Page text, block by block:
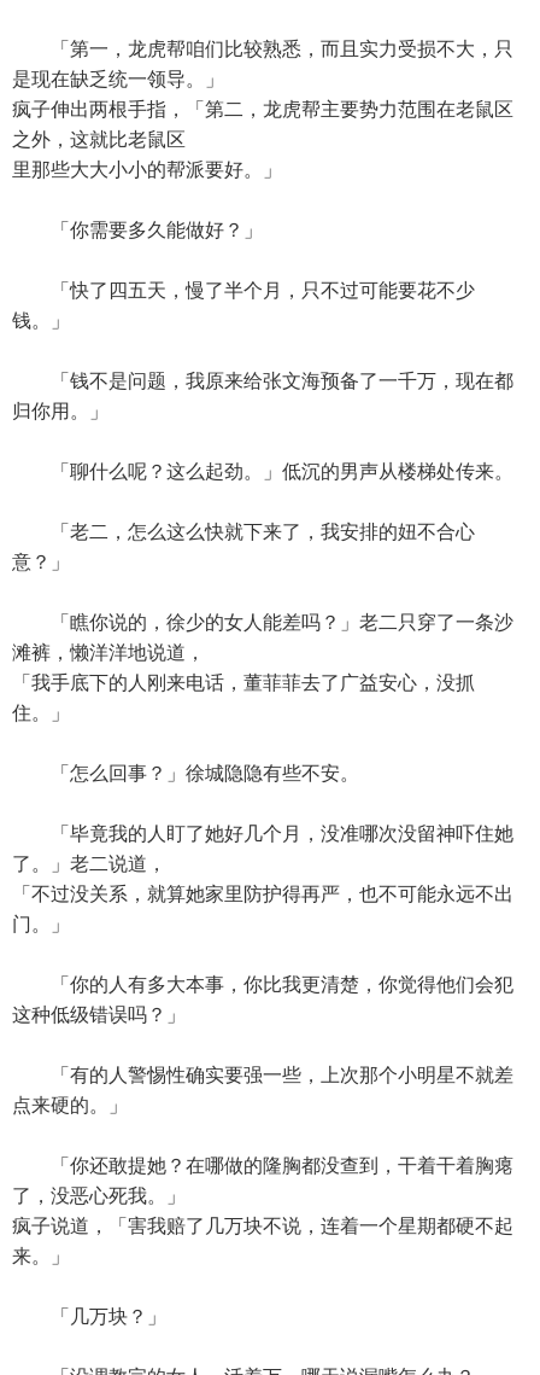
「第一，龙虎帮咱们比较熟悉，而且实力受损不大，只
是现在缺乏统一领导。」
疯子伸出两根手指，「第二，龙虎帮主要势力范围在老鼠区
之外，这就比老鼠区
里那些大大小小的帮派要好。」
「你需要多久能做好？」
「快了四五天，慢了半个月，只不过可能要花不少
钱。」
「钱不是问题，我原来给张文海预备了一千万，现在都
归你用。」
「聊什么呢？这么起劲。」低沉的男声从楼梯处传来。
「老二，怎么这么快就下来了，我安排的妞不合心
意？」
「瞧你说的，徐少的女人能差吗？」老二只穿了一条沙
滩裤，懒洋洋地说道，
「我手底下的人刚来电话，董菲菲去了广益安心，没抓
住。」
「怎么回事？」徐城隐隐有些不安。
「毕竟我的人盯了她好几个月，没准哪次没留神吓住她
了。」老二说道，
「不过没关系，就算她家里防护得再严，也不可能永远不出
门。」
「你的人有多大本事，你比我更清楚，你觉得他们会犯
这种低级错误吗？」
「有的人警惕性确实要强一些，上次那个小明星不就差
点来硬的。」
「你还敢提她？在哪做的隆胸都没查到，干着干着胸瘪
了，没恶心死我。」
疯子说道，「害我赔了几万块不说，连着一个星期都硬不起
来。」
「几万块？」